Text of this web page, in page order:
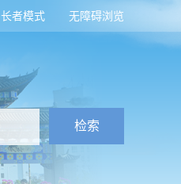
无障碍浏览
长者模式